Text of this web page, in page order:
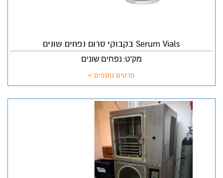
Serum Vials בקבוקי סרום נפחים שונים
מק"ט: נפחים שונים
פרטים נוספים >